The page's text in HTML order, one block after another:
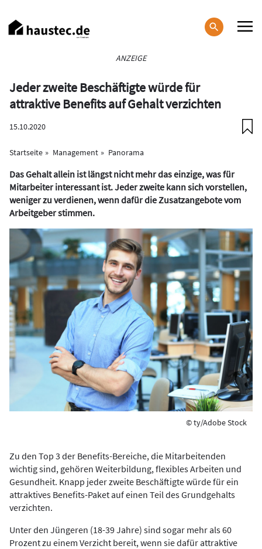
zum
Inhalt
ANZEIGE
Jeder zweite Beschäftigte würde für
attraktive Benefits auf Gehalt verzichten
15.10.2020
Startseite Management Panorama
Das Gehalt allein ist längst nicht mehr das einzige, was für
Mitarbeiter interessant ist. Jeder zweite kann sich vorstellen,
weniger zu verdienen, wenn dafür die Zusatzangebote vom
Arbeitgeber stimmen.
© ty/Adobe Stock
Zu den Top 3 der Benefits-Bereiche, die Mitarbeitenden
wichtig sind, gehören Weiterbildung, flexibles Arbeiten und
Gesundheit. Knapp jeder zweite Beschäftigte würde für ein
attraktives Benefits-Paket auf einen Teil des Grundgehalts
verzichten.
Unter den Jüngeren (18-39 Jahre) sind sogar mehr als 60
Prozent zu einem Verzicht bereit, wenn sie dafür attraktive